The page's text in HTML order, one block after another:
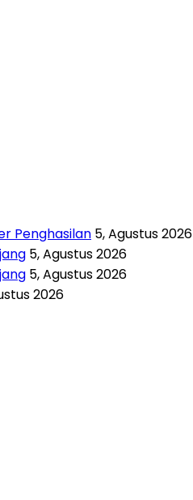
Penghasilan 5, Agustus 2026
5, Agustus 2026
5, Agustus 2026
2026